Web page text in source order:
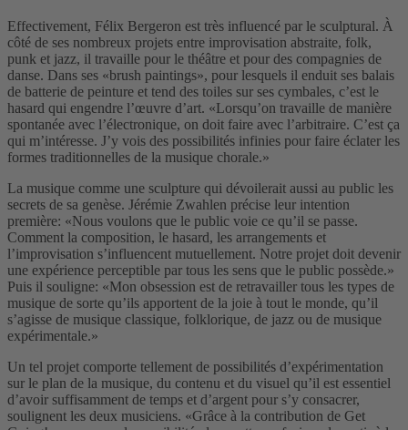
Effectivement, Félix Bergeron est très influencé par le sculptural. À
côté de ses nombreux projets entre improvisation abstraite, folk,
punk et jazz, il travaille pour le théâtre et pour des compagnies de
danse. Dans ses «brush paintings», pour lesquels il enduit ses balais
de batterie de peinture et tend des toiles sur ses cymbales, c’est le
hasard qui engendre l’œuvre d’art. «Lorsqu’on travaille de manière
spontanée avec l’électronique, on doit faire avec l’arbitraire. C’est ça
qui m’intéresse. J’y vois des possibilités infinies pour faire éclater les
formes traditionnelles de la musique chorale.»
La musique comme une sculpture qui dévoilerait aussi au public les
secrets de sa genèse. Jérémie Zwahlen précise leur intention
première: «Nous voulons que le public voie ce qu’il se passe.
Comment la composition, le hasard, les arrangements et
l’improvisation s’influencent mutuellement. Notre projet doit devenir
une expérience perceptible par tous les sens que le public possède.»
Puis il souligne: «Mon obsession est de retravailler tous les types de
musique de sorte qu’ils apportent de la joie à tout le monde, qu’il
s’agisse de musique classique, folklorique, de jazz ou de musique
expérimentale.»
Un tel projet comporte tellement de possibilités d’expérimentation
sur le plan de la musique, du contenu et du visuel qu’il est essentiel
d’avoir suffisamment de temps et d’argent pour s’y consacrer,
soulignent les deux musiciens. «Grâce à la contribution de Get